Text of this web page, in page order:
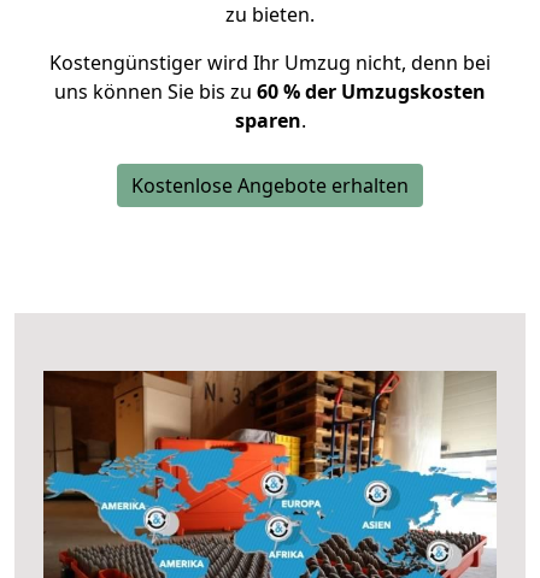
zu bieten.
Kostengünstiger wird Ihr Umzug nicht, denn bei
uns können Sie bis zu 60 % der Umzugskosten
sparen.
Kostenlose Angebote erhalten